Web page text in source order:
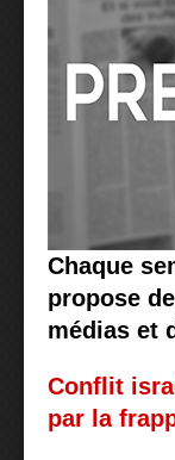
Chaque
propose
médias et
Conflit
par la